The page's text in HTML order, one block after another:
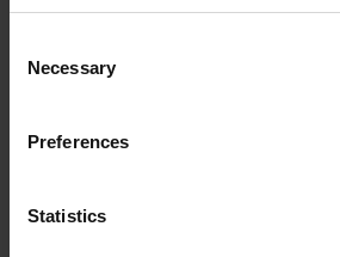
Selection
Necessary
Preferences
Statistics
BELIEBTE